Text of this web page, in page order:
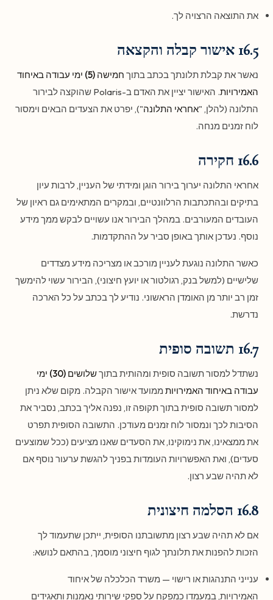
את התוצאה הרצויה לך.
16.5 אישור קבלה והקצאה
נאשר את קבלת תלונתך בכתב בתוך
חמישה (5) ימי עבודה באיחוד
האמירויות
. האישור יציין את האדם ב-Polaris שהוקצה לבירור
התלונה (להלן, "אחראי התלונה"), יפרט את הצעדים הבאים וימסור
לוח זמנים מנחה.
16.6 חקירה
אחראי התלונה יערוך בירור הוגן ומידתי של העניין, לרבות עיון
בתיקים ובהתכתבות הרלוונטיים, ובמקרים המתאימים גם ראיון של
העובדים המעורבים. במהלך הבירור אנו עשויים לבקש ממך מידע
נוסף. נעדכן אותך באופן סביר על ההתקדמות.
כאשר התלונה נוגעת לעניין מורכב או מצריכה מידע מצדדים
שלישיים (למשל בנק, רגולטור או יועץ חיצוני), הבירור עשוי להימשך
זמן רב יותר מן האומדן הראשוני. נודיע לך בכתב על כל הארכה
נדרשת.
16.7 תשובה סופית
נשתדל למסור תשובה סופית ומהותית בתוך
שלושים (30) ימי
עבודה באיחוד האמירויות ממועד אישור הקבלה. מקום שלא ניתן
למסור תשובה סופית בתוך תקופה זו, נפנה אליך בכתב, נסביר את
הסיבות לכך ונמסור לוח זמנים מעודכן. התשובה הסופית תפרט
את ממצאינו, את נימוקינו, את הסעדים שאנו מציעים (ככל שמוצעים
סעדים), ואת האפשרויות העומדות בפניך להגשת ערעור נוסף אם
לא תהיה שבע רצון.
16.8 הסלמה חיצונית
אם לא תהיה שבע רצון מתשובתנו הסופית, ייתכן שתעמוד לך
הזכות להפנות את תלונתך לגוף חיצוני מוסמך, בהתאם לנושא:
ענייני התנהגות או רישוי — משרד הכלכלה של איחוד
האמירויות, במעמדו כמפקח על ספקי שירותי נאמנות ותאגידים